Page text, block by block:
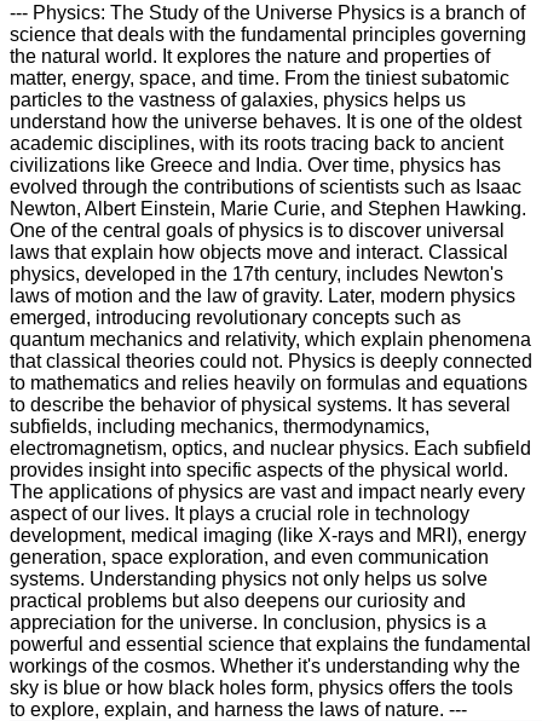
--- Physics: The Study of the Universe Physics is a branch of
science that deals with the fundamental principles governing
the natural world. It explores the nature and properties of
matter, energy, space, and time. From the tiniest subatomic
particles to the vastness of galaxies, physics helps us
understand how the universe behaves. It is one of the oldest
academic disciplines, with its roots tracing back to ancient
civilizations like Greece and India. Over time, physics has
evolved through the contributions of scientists such as Isaac
Newton, Albert Einstein, Marie Curie, and Stephen Hawking.
One of the central goals of physics is to discover universal
laws that explain how objects move and interact. Classical
physics, developed in the 17th century, includes Newton's
laws of motion and the law of gravity. Later, modern physics
emerged, introducing revolutionary concepts such as
quantum mechanics and relativity, which explain phenomena
that classical theories could not. Physics is deeply connected
to mathematics and relies heavily on formulas and equations
to describe the behavior of physical systems. It has several
subfields, including mechanics, thermodynamics,
electromagnetism, optics, and nuclear physics. Each subfield
provides insight into specific aspects of the physical world.
The applications of physics are vast and impact nearly every
aspect of our lives. It plays a crucial role in technology
development, medical imaging (like X-rays and MRI), energy
generation, space exploration, and even communication
systems. Understanding physics not only helps us solve
practical problems but also deepens our curiosity and
appreciation for the universe. In conclusion, physics is a
powerful and essential science that explains the fundamental
workings of the cosmos. Whether it's understanding why the
sky is blue or how black holes form, physics offers the tools
to explore, explain, and harness the laws of nature. ---